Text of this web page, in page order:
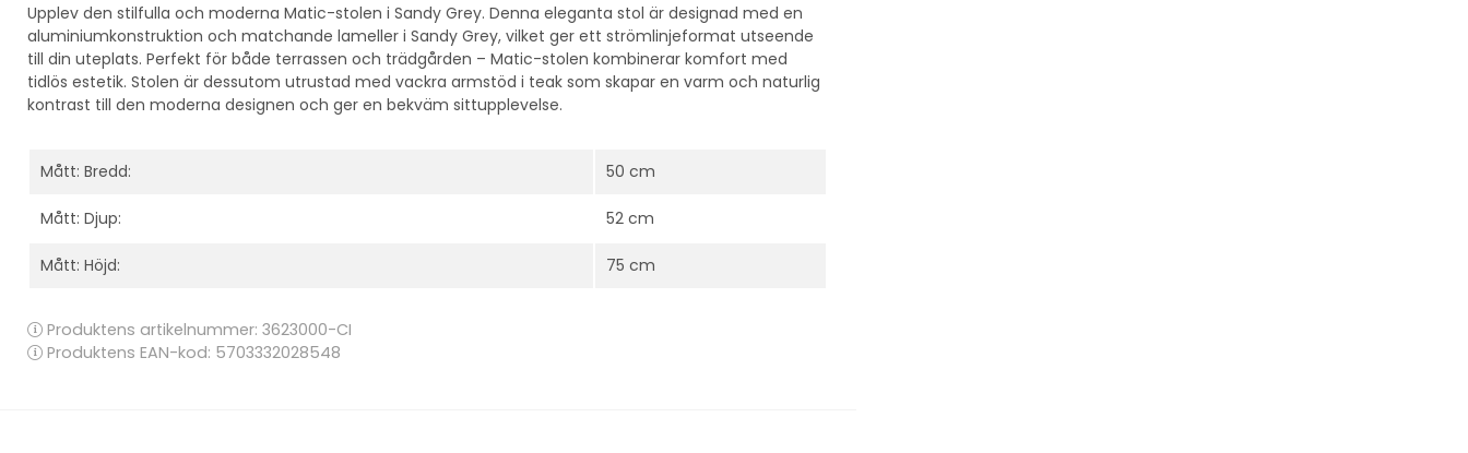
Upplev den stilfulla och moderna Matic-stolen i Sandy Grey. Denna eleganta stol är designad med en
aluminiumkonstruktion och matchande lameller i Sandy Grey, vilket ger ett strömlinjeformat utseende
till din uteplats. Perfekt för både terrassen och trädgården – Matic-stolen kombinerar komfort med
tidlös estetik. Stolen är dessutom utrustad med vackra armstöd i teak som skapar en varm och naturlig
kontrast till den moderna designen och ger en bekväm sittupplevelse.
Mått: Bredd: 50 cm
Mått: Djup: 52 cm
Mått: Höjd: 75 cm
Produktens artikelnummer: 3623000-CI
Produktens EAN-kod: 5703332028548